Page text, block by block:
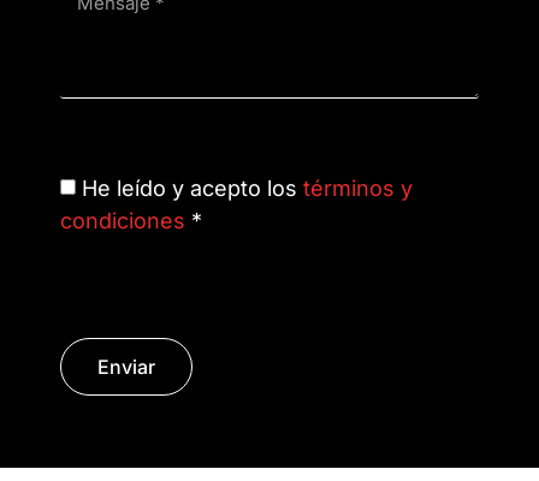
He leído y acepto los términos y
condiciones *
Enviar